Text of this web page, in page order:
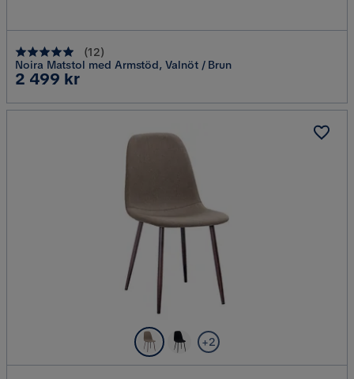
(12)
Noira Matstol med Armstöd, Valnöt / Brun
Pris
2 499 kr
+2